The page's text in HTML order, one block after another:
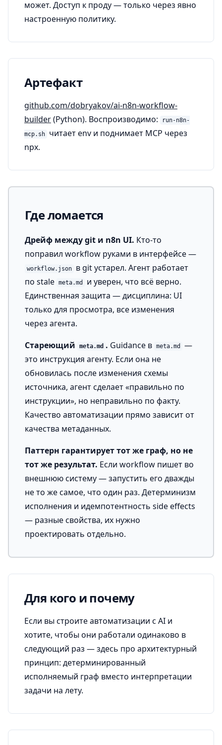
может. Доступ к проду — только через явно
настроенную политику.
Артефакт
github.com/dobryakov/ai-n8n-workflow-
builder(Python). Воспроизводимо:
run-n8n-
mcp.sh
читает env и поднимает MCP через
npx.
Где ломается
Дрейф между git и n8n UI. Кто-то
поправил workflow руками в интерфейсе —
workflow.json
в git устарел. Агент работает
по stale meta.md
и уверен, что всё верно.
Единственная защита — дисциплина: UI
только для просмотра, все изменения
через агента.
Стареющий
meta.md . Guidance в meta.md
—
это инструкция агенту. Если она не
обновилась после изменения схемы
источника, агент сделает «правильно по
инструкции», но неправильно по факту.
Качество автоматизации прямо зависит от
качества метаданных.
Паттерн гарантирует тот же граф, но не
тот же результат. Если workflow пишет во
внешнюю систему — запустить его дважды
не то же самое, что один раз. Детерминизм
исполнения и идемпотентность side effects
— разные свойства, их нужно
проектировать отдельно.
Для кого и почему
Если вы строите автоматизации с AI и
хотите, чтобы они работали одинаково в
следующий раз — здесь про архитектурный
принцип: детерминированный
исполняемый граф вместо интерпретации
задачи на лету.